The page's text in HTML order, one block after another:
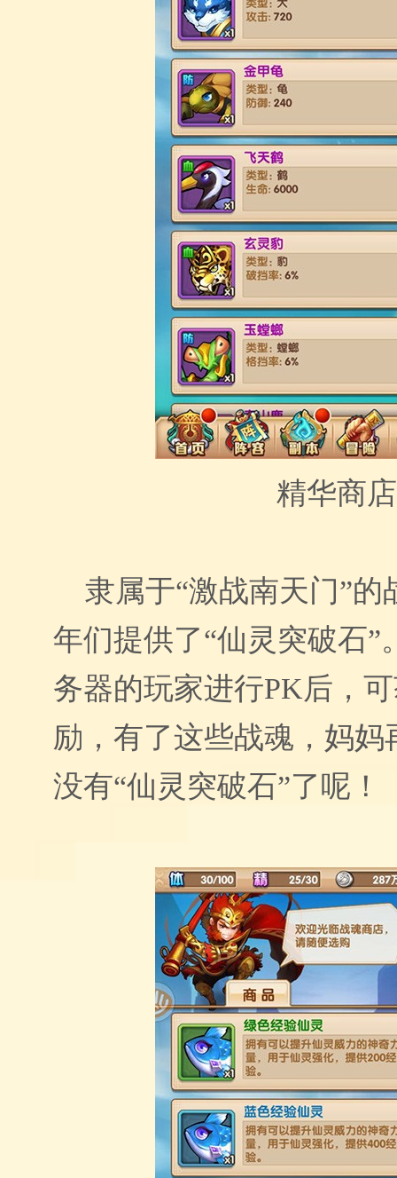
精华商店
隶属于“激战南天门”的
年们提供了“仙灵突破石”
务器的玩家进行PK后，
励，有了这些战魂，妈妈
没有“仙灵突破石”了呢！